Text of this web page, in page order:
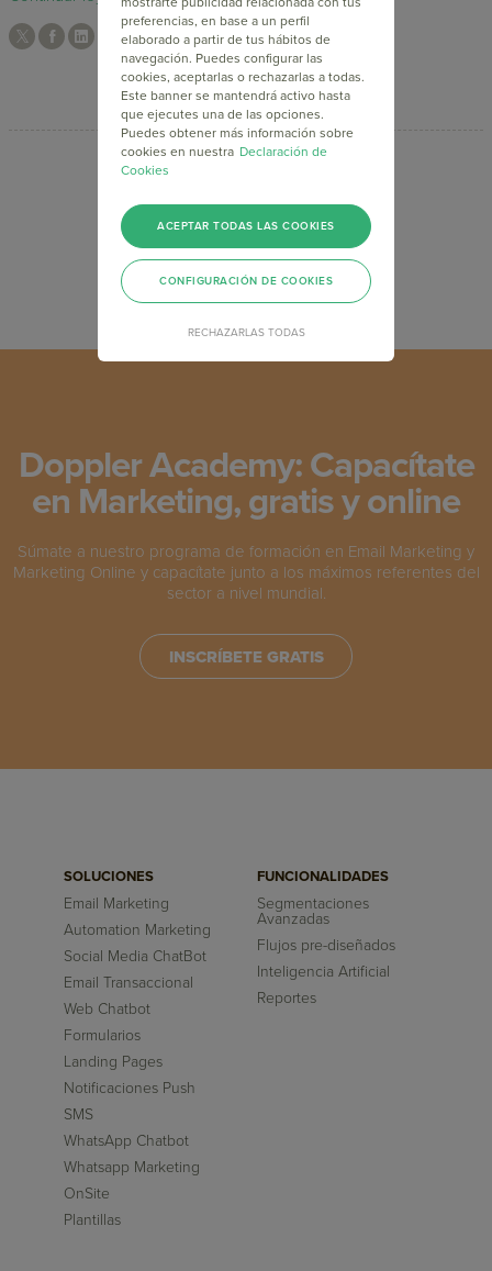
Doppler Academy: Capacítate
en Marketing, gratis y online
Súmate a nuestro programa de formación en Email Marketing y
Marketing Online y capacítate junto a los máximos referentes del
sector a nivel mundial.
INSCRÍBETE GRATIS
SOLUCIONES
Email Marketing
Automation Marketing
Social Media ChatBot
Email Transaccional
Web Chatbot
Formularios
Landing Pages
Notificaciones Push
SMS
WhatsApp Chatbot
Whatsapp Marketing
OnSite
Plantillas
FUNCIONALIDADES
Segmentaciones
Avanzadas
Flujos pre-diseñados
Inteligencia Artificial
Reportes
preferencias, en base a un perfil
elaborado a partir de tus hábitos de
navegación. Puedes configurar las
cookies, aceptarlas o rechazarlas a todas.
Este banner se mantendrá activo hasta
que ejecutes una de las opciones.
Puedes obtener más información sobre
cookies en nuestra Declaración de
Cookies
RECHAZARLAS TODAS
ACEPTAR TODAS LAS COOKIES
CONFIGURACIÓN DE COOKIES